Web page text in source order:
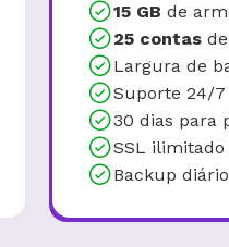
15 GB de
25 contas
Largura de
Suporte 24/7
30 dias para
SSL ilimitado
Backup diário